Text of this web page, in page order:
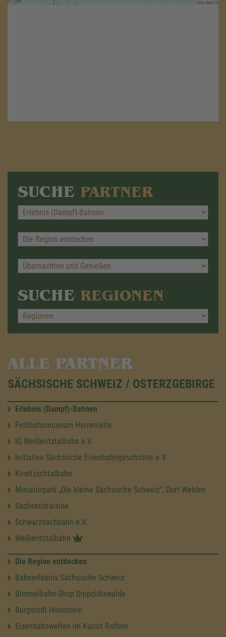
SUCHE PARTNER
SUCHE REGIONEN
ALLE PARTNER
SÄCHSISCHE SCHWEIZ / OSTERZGEBIRGE
Erlebnis (Dampf)-Bahnen
Feldbahnmuseum Herrenleite
IG Weißeritztalbahn e.V.
Initiative Sächsische Eisenbahngeschichte e.V.
Kirnitzschtalbahn
Miniaturpark „Die kleine Sächsische Schweiz“, Dorf Wehlen
Sachsendraisine
Schwarzbachbahn e.V.
Weißeritztalbahn
Die Region entdecken
Bahnerlebnis Sächsische Schweiz
Bimmelbahn-Shop Dippoldiswalde
Burgstadt Hohnstein
Eisenbahnwelten im Kurort Rathen